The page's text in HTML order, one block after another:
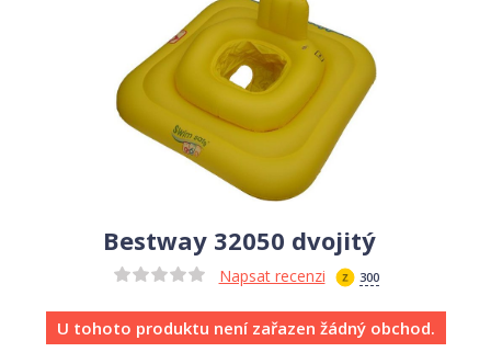
Bestway 32050 dvojitý
Napsat recenzi 300
U tohoto produktu není zařazen žádný obchod.